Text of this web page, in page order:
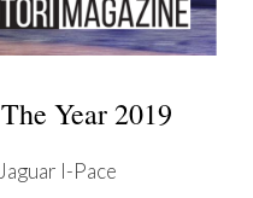
Year 2019
I-Pace